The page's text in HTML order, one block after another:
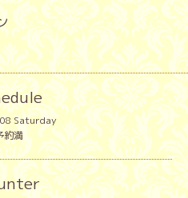
Saturday
約満